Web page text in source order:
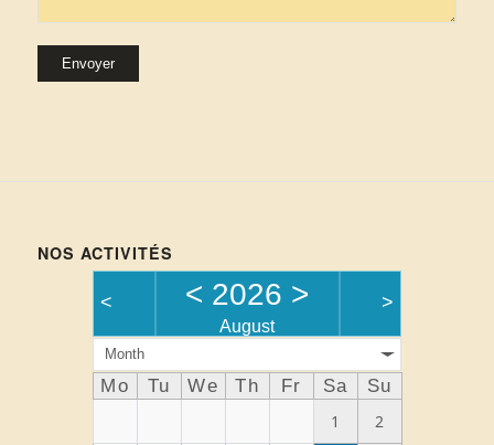
NOS ACTIVITÉS
< < 2026 >
August
>
Month
Mo Tu We Th Fr Sa
Su
1
2